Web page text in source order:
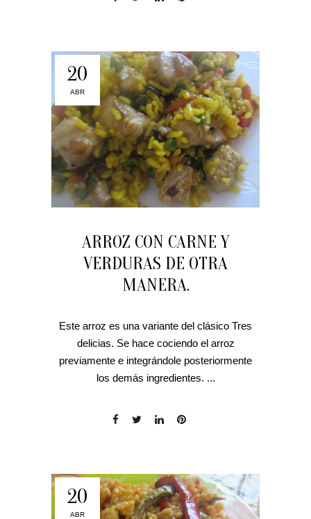
20
ABR
ARROZ CON CARNE Y
VERDURAS DE OTRA
MANERA.
Este arroz es una variante del clásico Tres
delicias. Se hace cociendo el arroz
previamente e integrándole posteriormente
los demás ingredientes. ...
20
ABR